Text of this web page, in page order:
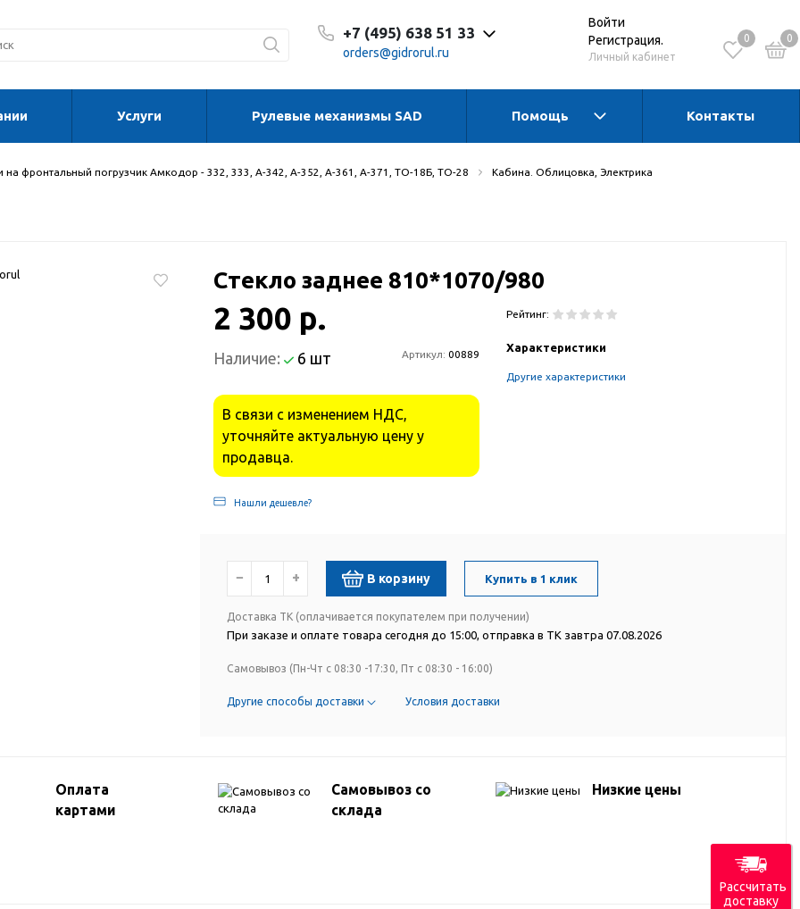
+7 (495) 638 51 33
orders@gidrorul.ru
С 8:30 до 17:30 Пн-Чт
Войти
Регистрация.
Личный кабинет
0 0
Услуги Рулевые механизмы SAD Помощь Контакты
на фронтальный погрузчик Амкодор - 332, 333, А-342, А-352, А-361, А-371, ТО-18Б, ТО-28
Кабина. Облицовка, Электрика
Стекло заднее 810*1070/980
2 300 р.
Наличие: 6 шт Артикул: 00889
В связи с изменением НДС,
уточняйте актуальную цену у
продавца.
Нашли дешевле?
Характеристики
Другие характеристики
Рейтинг:
− + В корзину Купить в 1 клик
Доставка ТК (оплачивается покупателем при получении)
При заказе и оплате товара сегодня до 15:00, отправка в ТК завтра 07.08.2026
Самовывоз (Пн-Чт с 08:30 -17:30, Пт с 08:30 - 16:00)
Другие способы доставки Условия доставки
Оплата
картами
Самовывоз со
склада
Низкие цены
Рассчитать
доставку